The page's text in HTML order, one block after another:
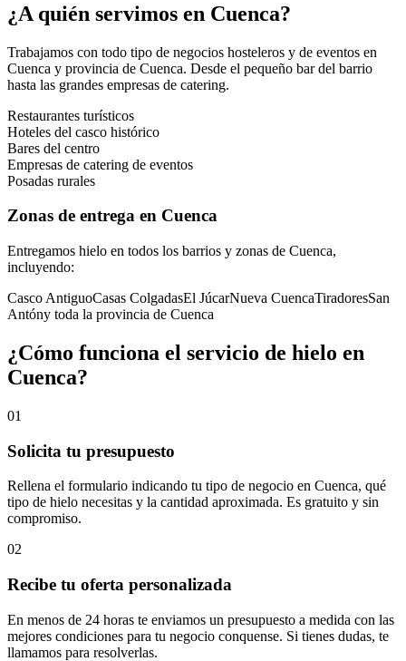
¿A quién servimos en Cuenca?
Trabajamos con todo tipo de negocios hosteleros y de eventos en
Cuenca y provincia de Cuenca. Desde el pequeño bar del barrio
hasta las grandes empresas de catering.
Restaurantes turísticos
Hoteles del casco histórico
Bares del centro
Empresas de catering de eventos
Posadas rurales
Zonas de entrega en Cuenca
Entregamos hielo en todos los barrios y zonas de Cuenca,
incluyendo:
Casco AntiguoCasas ColgadasEl JúcarNueva CuencaTiradoresSan
Antóny toda la provincia de Cuenca
¿Cómo funciona el servicio de hielo en
Cuenca?
01
Solicita tu presupuesto
Rellena el formulario indicando tu tipo de negocio en Cuenca, qué
tipo de hielo necesitas y la cantidad aproximada. Es gratuito y sin
compromiso.
02
Recibe tu oferta personalizada
En menos de 24 horas te enviamos un presupuesto a medida con las
mejores condiciones para tu negocio conquense. Si tienes dudas, te
llamamos para resolverlas.